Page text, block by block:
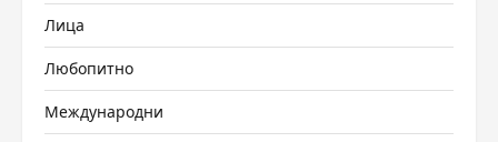
Лица
Любопитно
Международни